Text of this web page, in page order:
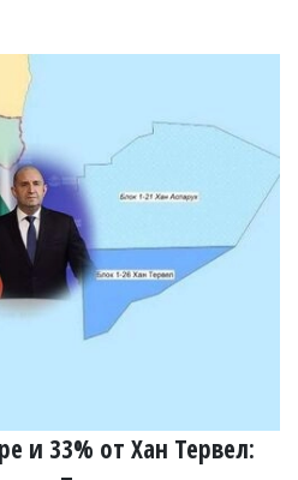
и 33% от Хан Тервел: